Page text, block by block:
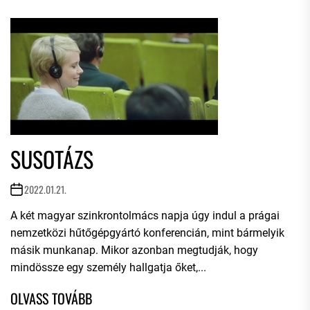
SUSOTÁZS
2022.01.21.
A két magyar szinkrontolmács napja úgy indul a prágai
nemzetközi hűtőgépgyártó konferencián, mint bármelyik
másik munkanap. Mikor azonban megtudják, hogy
mindössze egy személy hallgatja őket,...